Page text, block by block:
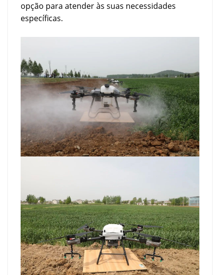
opção para atender às suas necessidades
específicas.